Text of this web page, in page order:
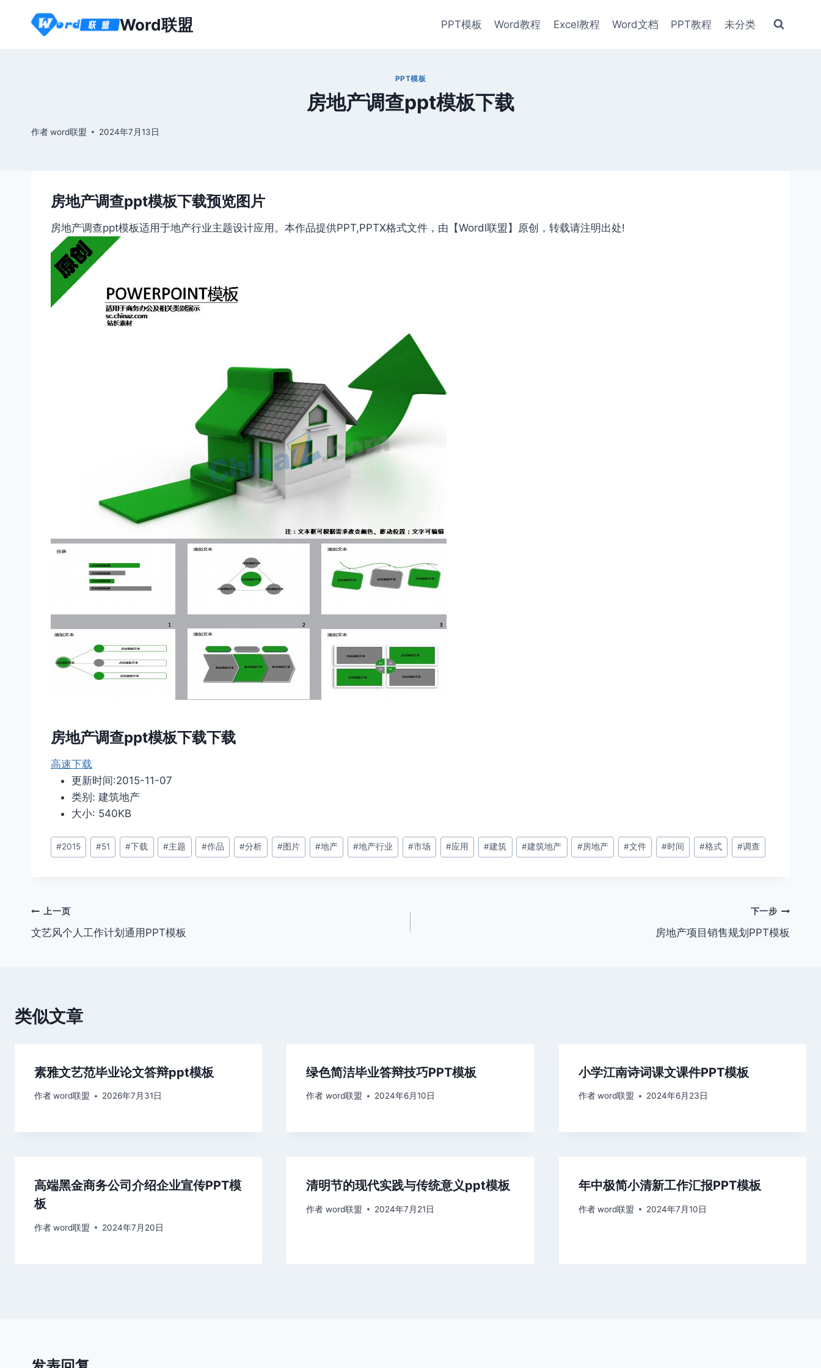
Word联盟 PPT模板 Word教程 Excel教程 Word文档 PPT教程 未分类
PPT模板
房地产调查ppt模板下载
作者word联盟 2024年7月13日
房地产调查ppt模板下载预览图片
房地产调查ppt模板适用于地产行业主题设计应用。本作品提供PPT,PPTX格式文件，由【Wordl联盟】原创，转载请注明出处!
房地产调查ppt模板下载下载
高速下载
更新时间:2015-11-07
类别: 建筑地产
大小: 540KB
文
章
#2015 #51 #下载 #主题 #作品 #分析 #图片 #地产 #地产行业 #市场 #应用 #建筑 #建筑地产 #房地产 #文件 #时间 #格式 #调查
文
章
上一页
文艺风个人工作计划通用PPT模板
下一步
房地产项目销售规划PPT模板
类似文章
素雅文艺范毕业论文答辩ppt模板
作者word联盟 2026年7月31日
绿色简洁毕业答辩技巧PPT模板
作者 word联盟 2024年6月10日
小学江南诗词课文课件PPT模板
作者 word联盟 2024年6月23日
高端黑金商务公司介绍企业宣传PPT模
板
作者word联盟 2024年7月20日
清明节的现代实践与传统意义ppt模板
作者 word联盟 2024年7月21日
年中极简小清新工作汇报PPT模板
作者 word联盟 2024年7月10日